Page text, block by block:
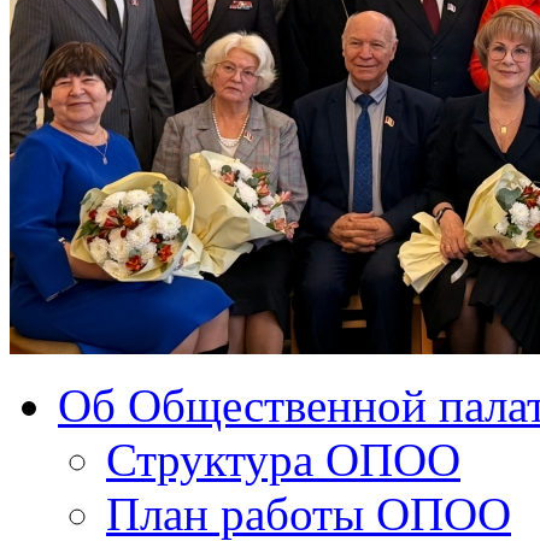
Об Общественной
Структура ОПОО
План работы ОПОО